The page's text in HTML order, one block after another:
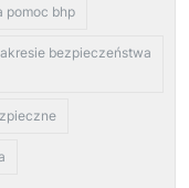
pomoc bhp
bezpieczeństwa